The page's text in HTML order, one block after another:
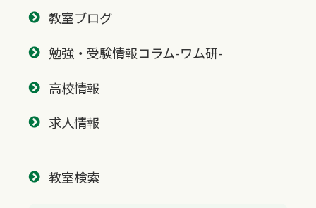
教室ブログ
勉強・受験情報コラム-ワム研-
高校情報
求人情報
教室検索